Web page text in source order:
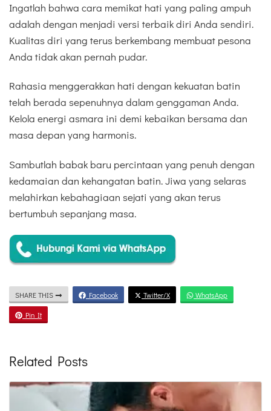
Ingatlah bahwa cara memikat hati yang paling ampuh
adalah dengan menjadi versi terbaik diri Anda sendiri.
Kualitas diri yang terus berkembang membuat pesona
Anda tidak akan pernah pudar.
Rahasia menggerakkan hati dengan kekuatan batin
telah berada sepenuhnya dalam genggaman Anda.
Kelola energi asmara ini demi kebaikan bersama dan
masa depan yang harmonis.
Sambutlah babak baru percintaan yang penuh dengan
kedamaian dan kehangatan batin. Jiwa yang selaras
melahirkan kebahagiaan sejati yang akan terus
bertumbuh sepanjang masa.
SHARE THIS Facebook Twitter/X WhatsApp
Pin It
Related Posts